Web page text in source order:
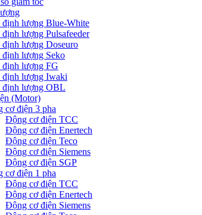
định lượng Blue-White
lượng Pulsafeeder
định lượng Doseuro
định lượng Seko
định lượng FG
định lượng Iwaki
định lượng OBL
(Motor)
cơ điện 3 pha
Động cơ điện TCC
Động cơ điện Enertech
Động cơ điện Teco
Động cơ điện Siemens
Động cơ điện SGP
cơ điện 1 pha
Động cơ điện TCC
Động cơ điện Enertech
Động cơ điện Siemens